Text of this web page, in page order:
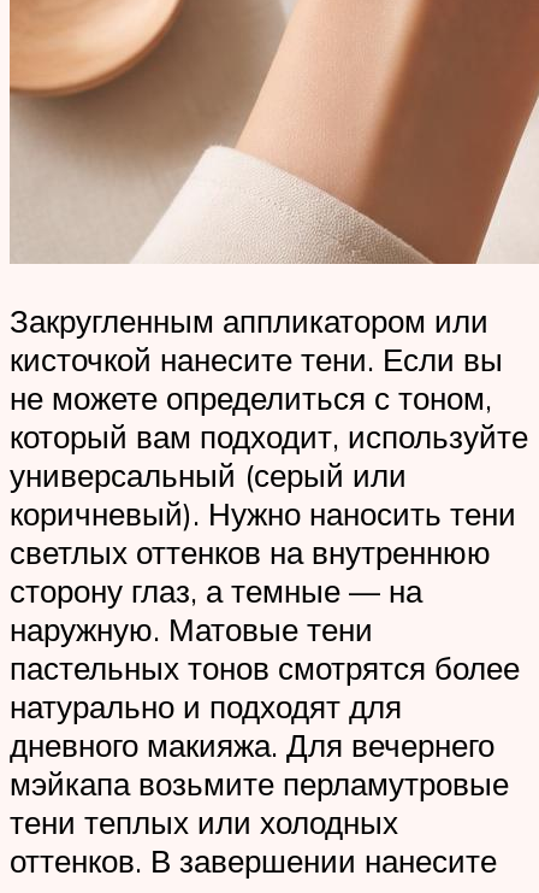
Закругленным аппликатором или
кисточкой нанесите тени. Если вы
не можете определиться с тоном,
который вам подходит, используйте
универсальный (серый или
коричневый). Нужно наносить тени
светлых оттенков на внутреннюю
сторону глаз, а темные — на
наружную. Матовые тени
пастельных тонов смотрятся более
натурально и подходят для
дневного макияжа. Для вечернего
мэйкапа возьмите перламутровые
тени теплых или холодных
оттенков. В завершении нанесите